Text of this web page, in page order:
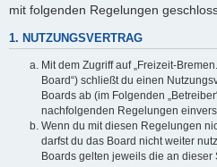
mit folgenden Regelungen
1. NUTZUNGSVERTRAG
Mit dem Zugriff auf „Freizeit-
Board“) schließt du einen
Boards ab (im Folgenden
nachfolgenden Regelungen
Wenn du mit diesen Regelungen
darfst du das Board nicht weiter
Boards gelten jeweils die an dieser